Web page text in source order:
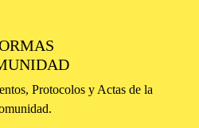
Protocolos y Actas de la